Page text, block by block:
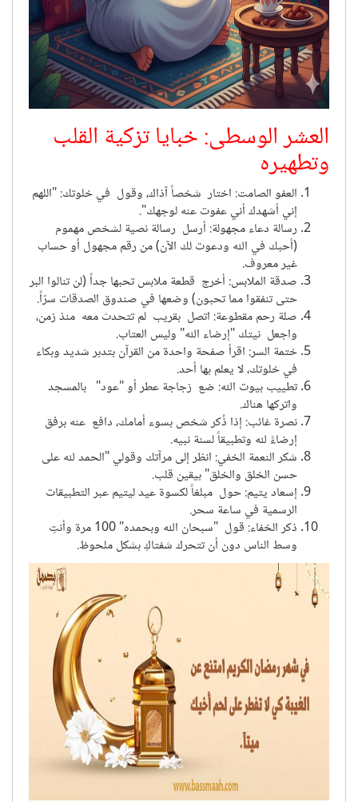
العشر الوسطى: خبايا تزكية القلب
وتطهيره
العفو الصامت
اختار شخصاً آذاك، وقول في خلوتك: "اللهم
إني أشهدك أني عفوت عنه لوجهك".
رسالة دعاء مجهولة:أرسل رسالة نصية لشخص مهموم
(أحبك في الله ودعوت لك الآن) من رقم مجهول أو حساب
غير معروف.
صدقة الملابس:أخرج قطعة ملابس تحبها جداً (لن تنالوا البر
حتى تنفقوا مما تحبون) وضعها في صندوق الصدقات سرّاً.
صلة رحم مقطوعة:اتصل بقريب لم تتحدث معه منذ زمن،
واجعل نيتك "إرضاء الله" وليس العتاب.
ختمة السر:اقرأ صفحة واحدة من القرآن بتدبر شديد وبكاء
في خلوتك، لا يعلم بها أحد.
تطييب بيوت الله
ضع زجاجة عطر أو "عود" بالمسجد
واتركها هناك.
نصرة غائب:إذا ذُكر شخص بسوء أمامك، دافع عنه برفق
إرضاءً لله وتطبيقاً لسنة نبيه.
شكر النعمة الخفي:انظر إلى مرآتك وقولي "الحمد لله على
حسن الخلق والخلق" بيقين قلب.
إسعاد يتيم حول مبلغاً لكسوة عيد ليتيم عبر التطبيقات
الرسمية في ساعة سحر.
ذكر الخفاء:
قول "سبحان الله وبحمده" 100 مرة وأنتِ
وسط الناس دون أن تتحرك شفتاكِ بشكل ملحوظ.